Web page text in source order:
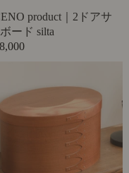
product｜2ドアサ
ード silta